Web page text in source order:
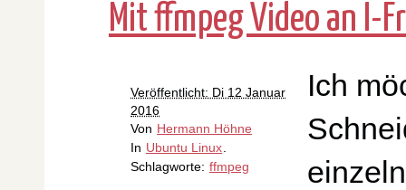
Mit ffmpeg Video an I-
Veröffentlicht: Di 12 Januar
2016
Von Hermann Höhne
In Ubuntu Linux
Schlagworte: ffmpeg
Ich